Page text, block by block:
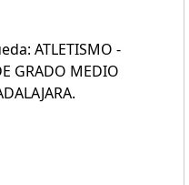
ATLETISMO -
GRADO MEDIO